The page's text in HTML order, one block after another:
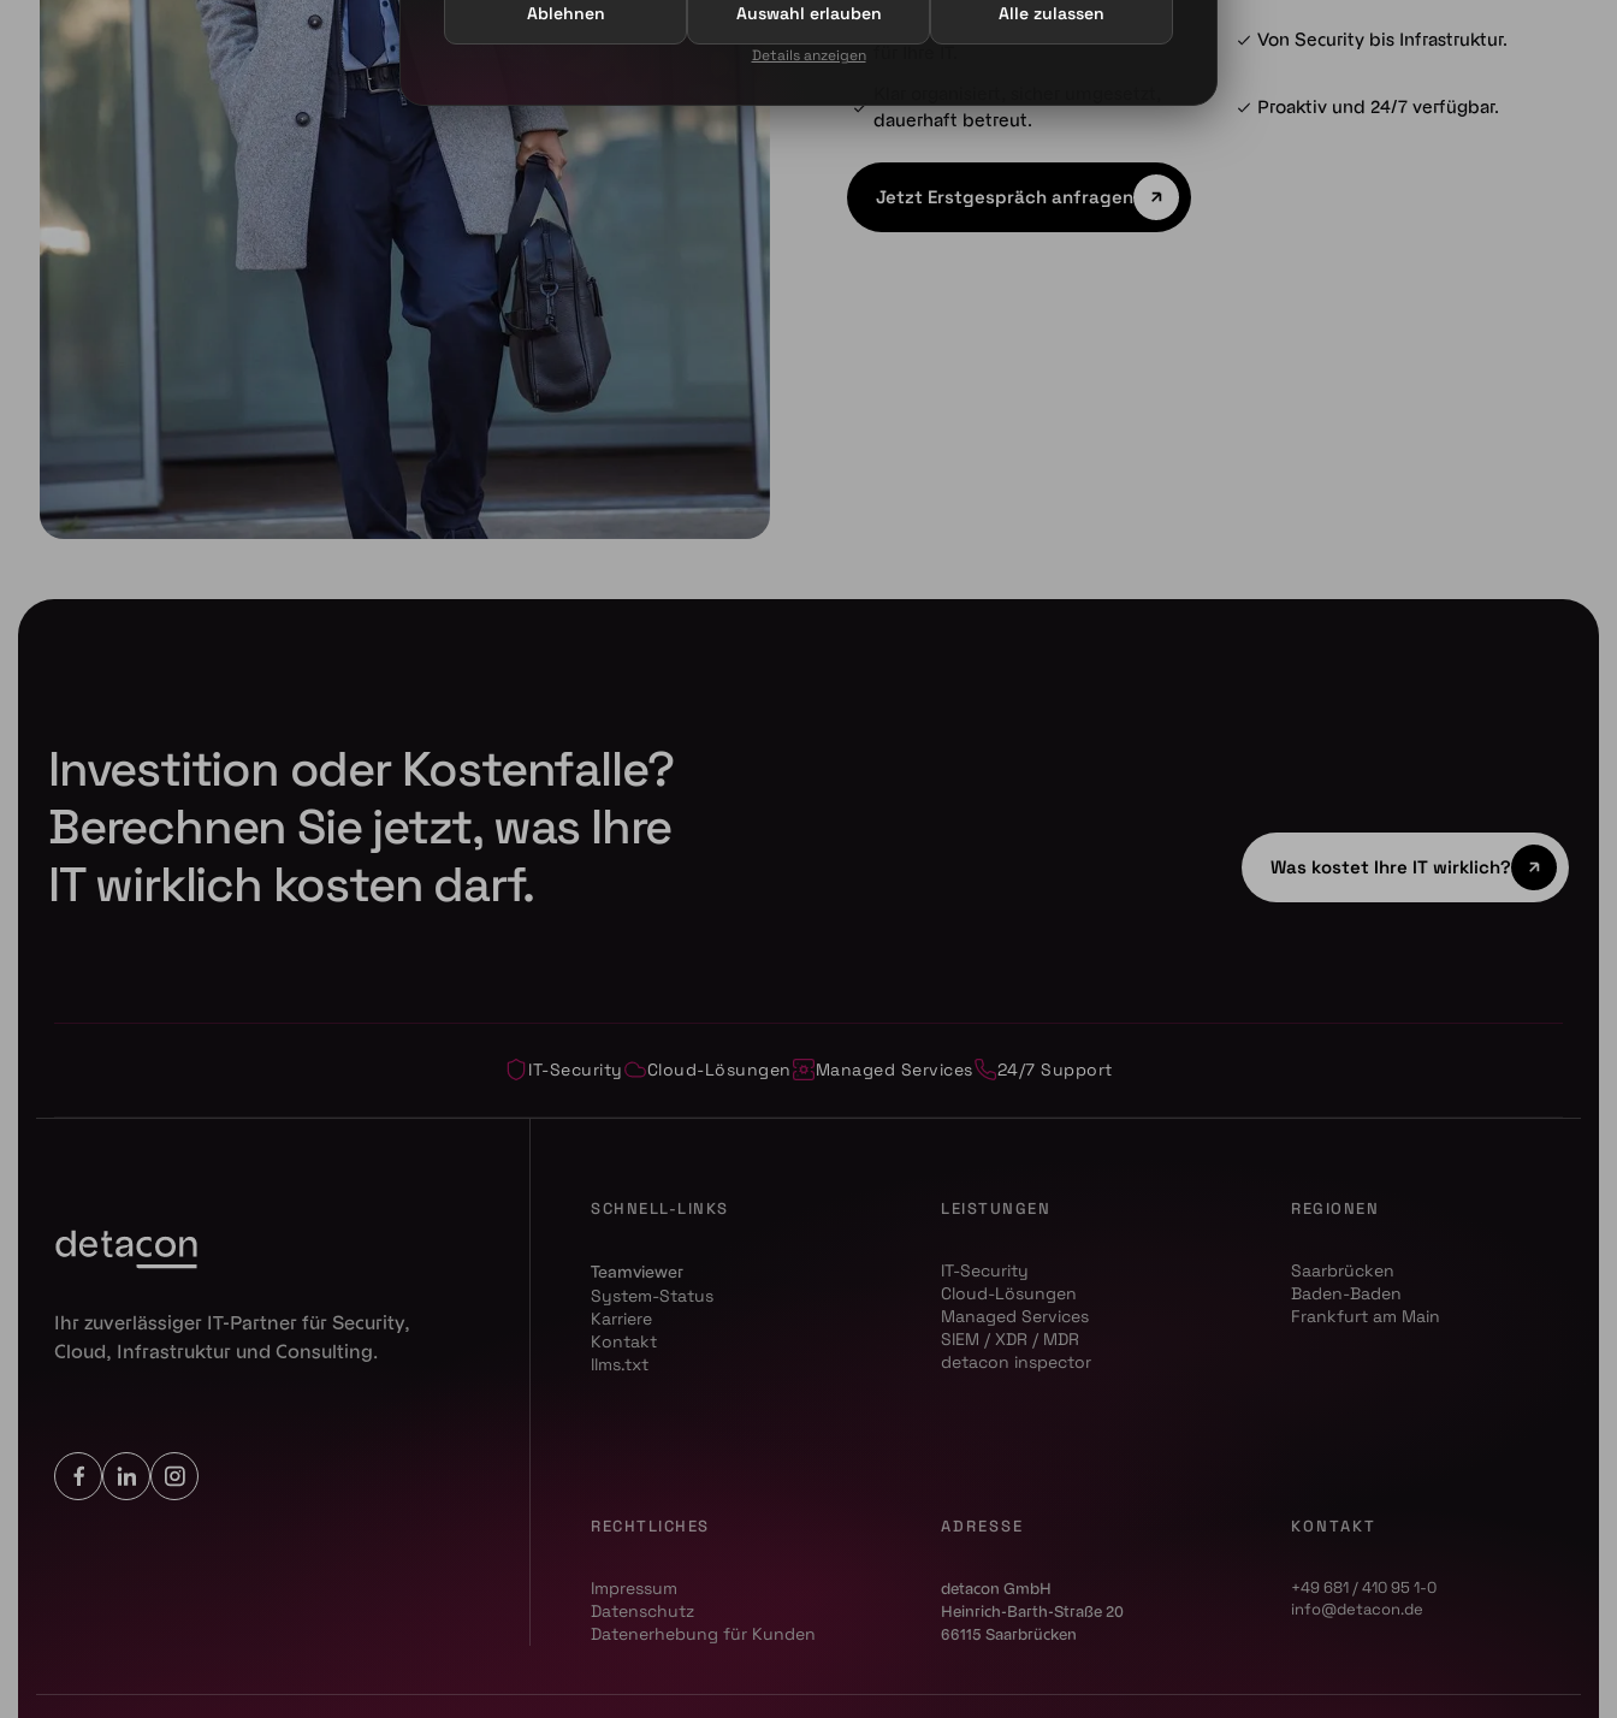
Ablehnen Auswahl erlauben Alle zulassen
Details anzeigen
Wir übernehmen Verantwortung
Von Security bis Infrastruktur.
dauerhaft betreut.
Proaktiv und 24/7 verfügbar.
Jetzt Erstgespräch anfragen
Investition oder Kostenfalle?
Berechnen Sie jetzt, was Ihre
IT wirklich kosten darf.
Was kostet Ihre IT wirklich?
IT-Security Cloud-Lösungen Managed Services 24/7 Support
Ihr zuverlässiger IT-Partner für Security,
Cloud, Infrastruktur und Consulting.
SCHNELL-LINKS
Teamviewer
System-Status
Karriere
Kontakt
llms.txt
LEISTUNGEN
IT-Security
Cloud-Lösungen
Managed Services
SIEM / XDR / MDR
detacon inspector
REGIONEN
Saarbrücken
Baden-Baden
Frankfurt am Main
RECHTLICHES
Impressum
Datenschutz
Datenerhebung für Kunden
ADRESSE
detacon GmbH
Heinrich-Barth-Straße 20
66115 Saarbrücken
KONTAKT
+49 681 / 410 95 1-0
info@detacon.de